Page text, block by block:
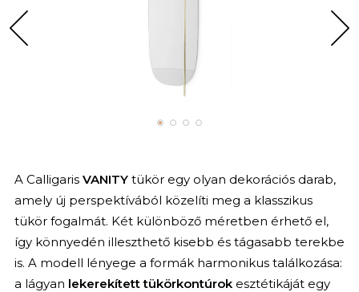
A CalligarisVANITYtükör egy olyan dekorációs darab,
amely új perspektívából közelíti meg a klasszikus
tükör fogalmát. Két különböző méretben érhető el,
így könnyedén illeszthető kisebb és tágasabb terekbe
is. A modell lényege a formák harmonikus találkozása:
a lágyan lekerekített tükörkontúrokesztétikáját egy